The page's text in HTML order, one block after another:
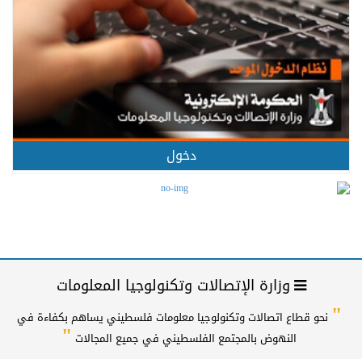
دخول
وزارة الإتصالات وتكنولوجيا المعلومات
" نحو قطاع اتصالات وتكنولوجيا معلومات فلسطيني يساهم بكفاءة في
النهوض بالمجتمع الفلسطيني في جميع المجالات"